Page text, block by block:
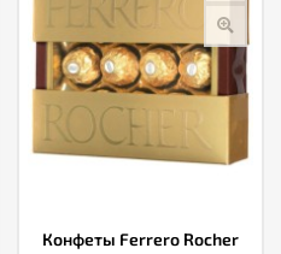
Конфеты Ferrero Rocher